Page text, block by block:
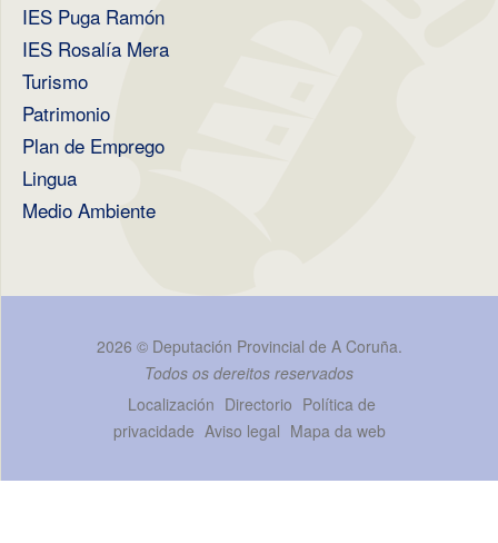
IES Puga Ramón
IES Rosalía Mera
Turismo
Patrimonio
Plan de Emprego
Lingua
Medio Ambiente
2026 © Deputación Provincial de A Coruña.
Todos os dereitos reservados
Localización Directorio Política de
privacidade Aviso legal Mapa da web